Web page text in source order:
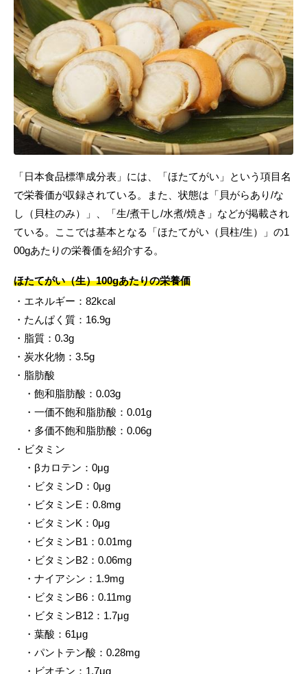
「日本食品標準成分表」には、「ほたてがい」という項目名
で栄養価が収録されている。また、状態は「貝がらあり/な
し（貝柱のみ）」、「生/煮干し/水煮/焼き」などが掲載され
ている。ここでは基本となる「ほたてがい（貝柱/生）」の1
00gあたりの栄養価を紹介する。
ほたてがい（生）100gあたりの栄養価
・エネルギー：82kcal
・たんぱく質：16.9g
・脂質：0.3g
・炭水化物：3.5g
・脂肪酸
・飽和脂肪酸：0.03g
・一価不飽和脂肪酸：0.01g
・多価不飽和脂肪酸：0.06g
・ビタミン
・βカロテン：0μg
・ビタミンD：0μg
・ビタミンE：0.8mg
・ビタミンK：0μg
・ビタミンB1：0.01mg
・ビタミンB2：0.06mg
・ナイアシン：1.9mg
・ビタミンB6：0.11mg
・ビタミンB12：1.7μg
・葉酸：61μg
・パントテン酸：0.28mg
・ビオチン：1.7μg